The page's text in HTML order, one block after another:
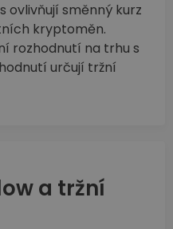
směnný kurz
kryptoměn.
rozhodnutí na trhu s
určují tržní
a tržní